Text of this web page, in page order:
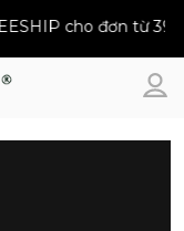
FREESHIP cho đơn từ